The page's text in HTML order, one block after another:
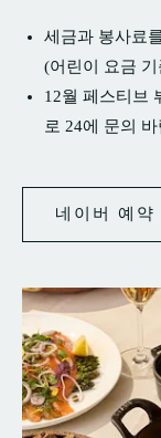
세금과 봉사료
(어린이 요금
12월 페스티브
로 24에 문의
네이버 예약
네
이
약